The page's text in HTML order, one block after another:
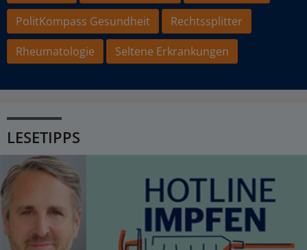
PolitKompass Gesundheit
Rechtssplitter
Rheumatologie
Seltene Erkrankungen
LESETIPPS